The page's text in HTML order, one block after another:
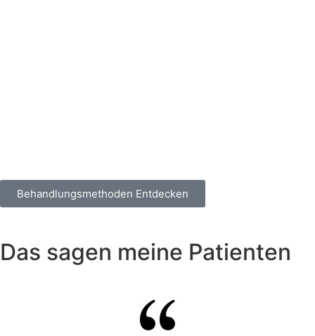
Behandlungsmethoden Entdecken
Das sagen meine Patienten